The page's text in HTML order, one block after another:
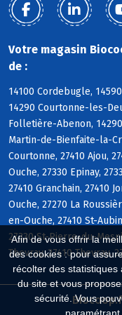
Afin de vous offrir la
des cookies : pour
récolter des
du site et vous
sécurité. Vous
Votre magasin
de :
14100 Cordebugle,
14290 Courtonne-les-
Folletière-Abenon,
Martin-de-Bienfaite-la-
Courtonne, 27410 Ajou,
Ouche, 27330 Epinay,
27410 Granchain, 27410
Ouche, 27270 La
en-Ouche, 27410 St-
27330 St-Pierre-du-
Thevray, 27410 Thevray,